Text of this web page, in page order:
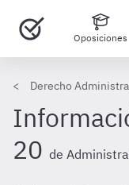
Oposiciones
Derecho
20 de